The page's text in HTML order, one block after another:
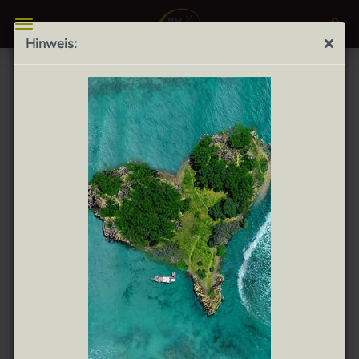
Hinweis:
Turrón blando bonArea 300g - weicher
Mandelnougat